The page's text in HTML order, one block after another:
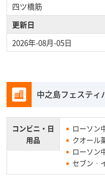
四ツ橋筋
更新日
2026年-08月-05日
中之島フェスティ
コンビニ・ 日
用品
ローソン
クオール
ローソン
セブン‐